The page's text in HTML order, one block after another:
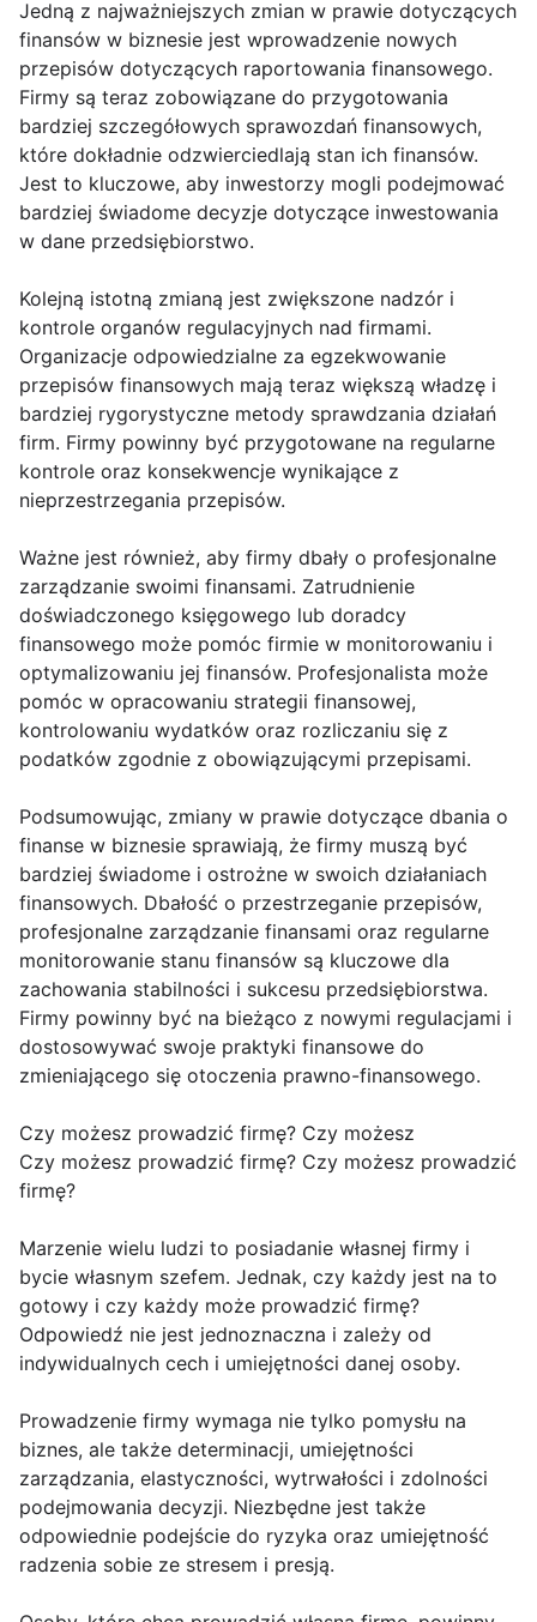
Jedną z najważniejszych zmian w prawie dotyczących
finansów w biznesie jest wprowadzenie nowych
przepisów dotyczących raportowania finansowego.
Firmy są teraz zobowiązane do przygotowania
bardziej szczegółowych sprawozdań finansowych,
które dokładnie odzwierciedlają stan ich finansów.
Jest to kluczowe, aby inwestorzy mogli podejmować
bardziej świadome decyzje dotyczące inwestowania
w dane przedsiębiorstwo.
Kolejną istotną zmianą jest zwiększone nadzór i
kontrole organów regulacyjnych nad firmami.
Organizacje odpowiedzialne za egzekwowanie
przepisów finansowych mają teraz większą władzę i
bardziej rygorystyczne metody sprawdzania działań
firm. Firmy powinny być przygotowane na regularne
kontrole oraz konsekwencje wynikające z
nieprzestrzegania przepisów.
Ważne jest również, aby firmy dbały o profesjonalne
zarządzanie swoimi finansami. Zatrudnienie
doświadczonego księgowego lub doradcy
finansowego może pomóc firmie w monitorowaniu i
optymalizowaniu jej finansów. Profesjonalista może
pomóc w opracowaniu strategii finansowej,
kontrolowaniu wydatków oraz rozliczaniu się z
podatków zgodnie z obowiązującymi przepisami.
Podsumowując, zmiany w prawie dotyczące dbania o
finanse w biznesie sprawiają, że firmy muszą być
bardziej świadome i ostrożne w swoich działaniach
finansowych. Dbałość o przestrzeganie przepisów,
profesjonalne zarządzanie finansami oraz regularne
monitorowanie stanu finansów są kluczowe dla
zachowania stabilności i sukcesu przedsiębiorstwa.
Firmy powinny być na bieżąco z nowymi regulacjami i
dostosowywać swoje praktyki finansowe do
zmieniającego się otoczenia prawno-finansowego.
Czy możesz prowadzić firmę? Czy możesz
Czy możesz prowadzić firmę? Czy możesz prowadzić
firmę?
Marzenie wielu ludzi to posiadanie własnej firmy i
bycie własnym szefem. Jednak, czy każdy jest na to
gotowy i czy każdy może prowadzić firmę?
Odpowiedź nie jest jednoznaczna i zależy od
indywidualnych cech i umiejętności danej osoby.
Prowadzenie firmy wymaga nie tylko pomysłu na
biznes, ale także determinacji, umiejętności
zarządzania, elastyczności, wytrwałości i zdolności
podejmowania decyzji. Niezbędne jest także
odpowiednie podejście do ryzyka oraz umiejętność
radzenia sobie ze stresem i presją.